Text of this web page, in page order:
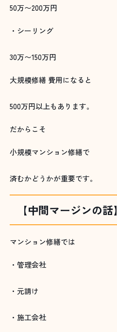
50万〜200万円
・シーリング
30万〜150万円
大規模修繕 費用になると
500万円以上もあります。
だからこそ
小規模マンション修繕で
済むかどうかが重要です。
【中間マージンの話】
マンション修繕では
・管理会社
・元請け
・施工会社